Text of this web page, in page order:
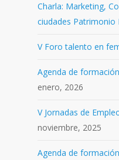
Charla: Marketing,
ciudades Patrimonio
V Foro talento en
Agenda de
enero, 2026
V Jornadas de
noviembre, 2025
Agenda de